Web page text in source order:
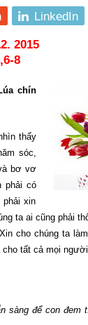
LinkedIn
2015
8
chín
thấy
sóc,
bơ vơ
phải có
xin
ta ai cũng phải
cho chúng ta
tất cả mọi
sàng để con đem